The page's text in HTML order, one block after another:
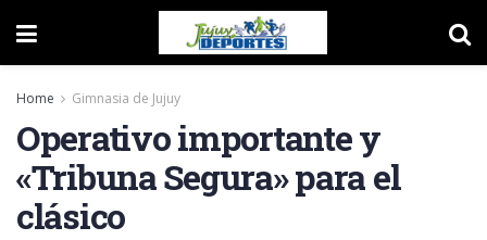
Home Gimnasia de Jujuy
Operativo importante y
«Tribuna Segura» para el
clásico